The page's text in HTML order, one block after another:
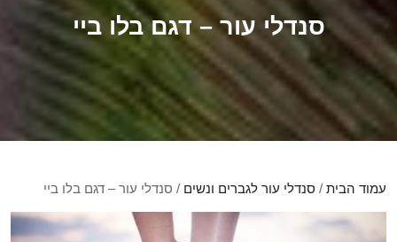
סנדלי עור – דגם בלו ביי
עמוד הבית / סנדלי עור לגברים ונשים / סנדלי עור – דגם בלו ביי